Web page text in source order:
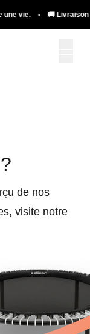
vie. • 🚚 Livraison
de nos
visite notre